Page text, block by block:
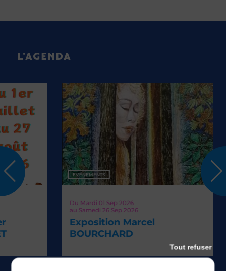
L'AGENDA
EVÉNEMENTS
Mardi 01 Sep 2026
Samedi 26 Sep 2026
Exposition Marcel
BOURCHARD
Tout refuser